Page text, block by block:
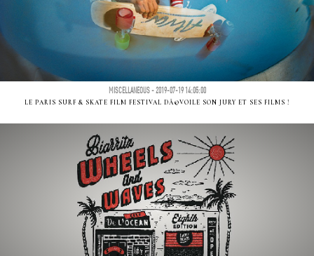
MISCELLANEOUS - 2019-07-19 14:05:00
LE PARIS SURF & SKATE FILM FESTIVAL DÃ©VOILE SON JURY ET SES FILMS !